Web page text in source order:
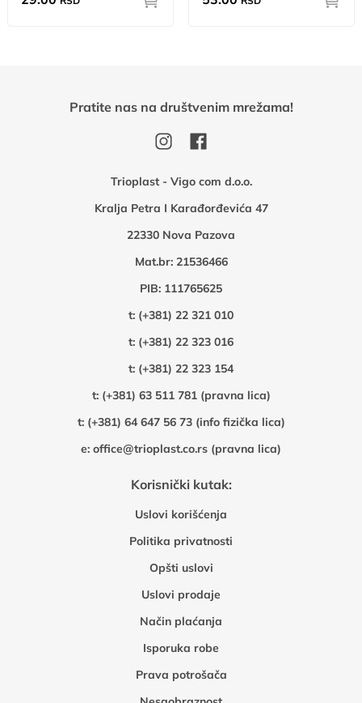
Trioplast - Vigo com d.o.o.
Kralja Petra I Karađorđevića 47
22330 Nova Pazova
Mat.br: 21536466
PIB: 111765625
t: (+381) 22 321 010
t: (+381) 22 323 016
t: (+381) 22 323 154
t: (+381) 63 511 781 (pravna lica)
t: (+381) 64 647 56 73 (info fizička lica)
e: office@trioplast.co.rs (pravna lica)
Korisnički kutak:
Uslovi korišćenja
Politika privatnosti
Opšti uslovi
Uslovi prodaje
Način plaćanja
Isporuka robe
Prava potrošača
Pratite nas na društvenim mrežama!